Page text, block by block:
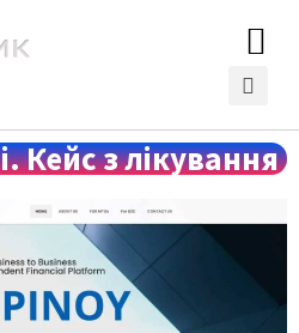
Кейс з лікування